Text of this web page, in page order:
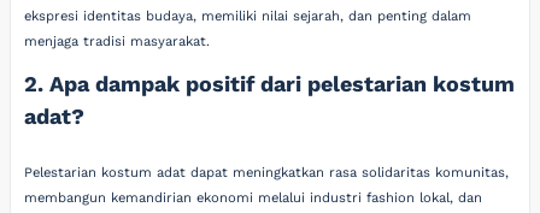
ekspresi identitas budaya, memiliki nilai sejarah, dan penting dalam
menjaga tradisi masyarakat.
2. Apa dampak positif dari pelestarian kostum
adat?
Pelestarian kostum adat dapat meningkatkan rasa solidaritas komunitas,
membangun kemandirian ekonomi melalui industri fashion lokal, dan